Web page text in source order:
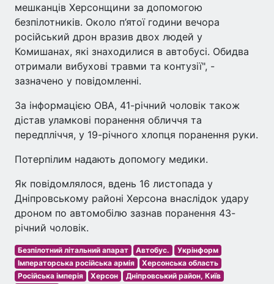
мешканців Херсонщини за допомогою
безпілотників. Около п’ятої години вечора
російський дрон вразив двох людей у
Комишанах, які знаходилися в автобусі. Обидва
отримали вибухові травми та контузії", -
зазначено у повідомленні.
За інформацією ОВА, 41-річний чоловік також
дістав уламкові поранення обличчя та
передпліччя, у 19-річного хлопця поранення руки.
Потерпілим надають допомогу медики.
Як повідомлялося, вдень 16 листопада у
Дніпровському районі Херсона внаслідок удару
дроном по автомобілю зазнав поранення 43-
річний чоловік.
Безпілотний літальний апарат Автобус.
Укрінформ
Імператорська російська армія
Херсонська область
Російська імперія
Херсон
Дніпровський район, Київ